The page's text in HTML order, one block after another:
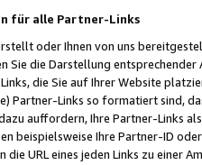
für alle Partner-Links
oder Ihnen von uns
Sie die Darstellung
die Sie auf Ihrer Website
Partner-Links so formatiert sind,
auffordern, Ihre Partner-Links
beispielsweise Ihre Partner-ID
die URL eines jeden Links zu einer